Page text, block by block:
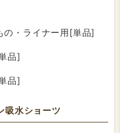
の・ライナー用[単品]
品]
品]
吸水ショーツ